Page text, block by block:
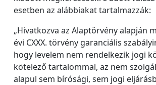
esetben az alábbiakat tartalmazzák:
„Hivatkozva az Alaptörvény alapján
évi CXXX. törvény garanciális
hogy levelem nem rendelkezik jogi
kötelező tartalommal, az nem
alapul sem bírósági, sem jogi